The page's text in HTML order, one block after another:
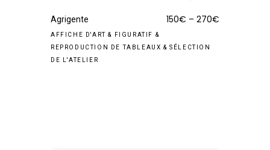
Agrigente 150€ – 270€
AFFICHE D'ART & FIGURATIF &
REPRODUCTION DE TABLEAUX &SÉLECTION
DE L'ATELIER